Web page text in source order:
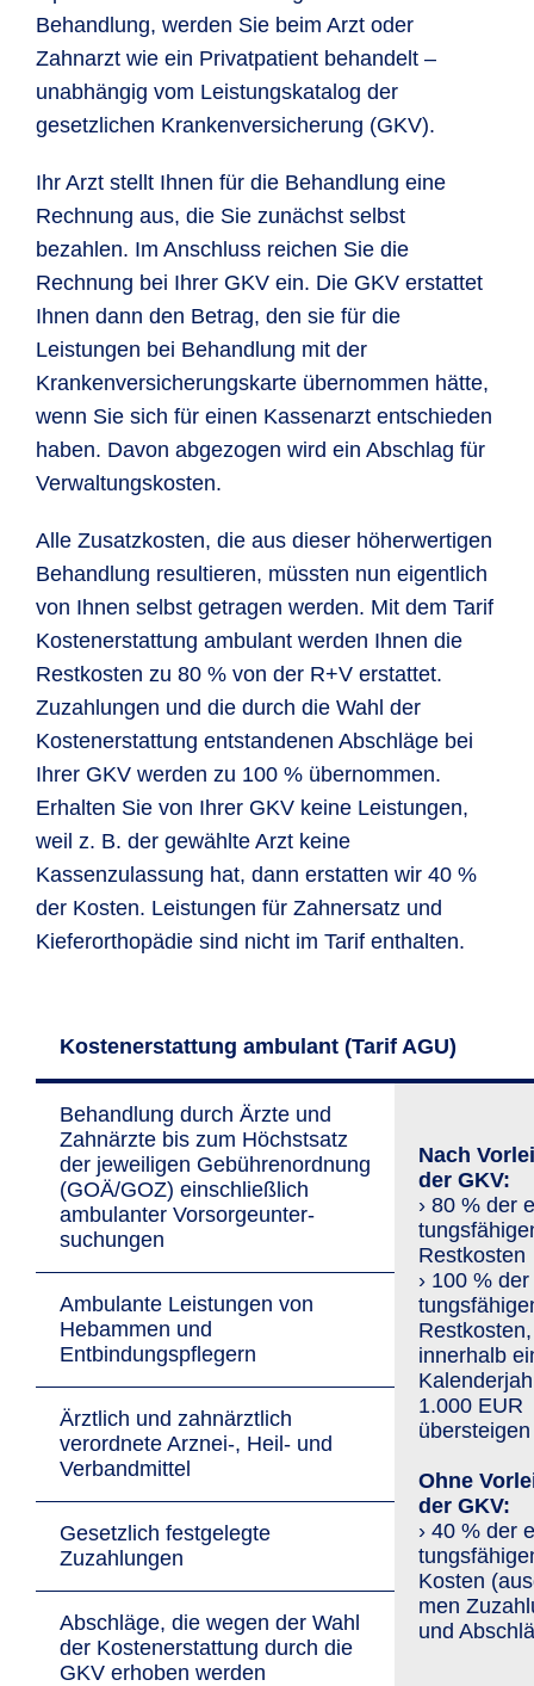
Behandlung, werden Sie beim Arzt oder
Zahnarzt wie ein Privatpatient behandelt –
unabhängig vom Leistungskatalog der
gesetzlichen Krankenversicherung (GKV).
Ihr Arzt stellt Ihnen für die Behandlung eine
Rechnung aus, die Sie zunächst selbst
bezahlen. Im Anschluss reichen Sie die
Rechnung bei Ihrer GKV ein. Die GKV erstattet
Ihnen dann den Betrag, den sie für die
Leistungen bei Behandlung mit der
Krankenversicherungskarte übernommen hätte,
wenn Sie sich für einen Kassenarzt entschieden
haben. Davon abgezogen wird ein Abschlag für
Verwaltungskosten.
Alle Zusatzkosten, die aus dieser höherwertigen
Behandlung resultieren, müssten nun eigentlich
von Ihnen selbst getragen werden. Mit dem Tarif
Kostenerstattung ambulant werden Ihnen die
Restkosten zu 80 % von der R+V erstattet.
Zuzahlungen und die durch die Wahl der
Kostenerstattung entstandenen Abschläge bei
Ihrer GKV werden zu 100 % übernommen.
Erhalten Sie von Ihrer GKV keine Leistungen,
weil z. B. der gewählte Arzt keine
Kassenzulassung hat, dann erstatten wir 40 %
der Kosten. Leistungen für Zahnersatz und
Kieferorthopädie sind nicht im Tarif enthalten.
Kostenerstattung ambulant (Tarif AGU)
Behandlung durch Ärzte und
Zahnärzte bis zum Höchstsatz
der jewei­ligen Gebührenordnung
(GOÄ/GOZ) ein­schließ­lich
ambulanter Vor­sorge­unter­
suchungen
Nach
der GKV:
› 80 % der
Restkosten
› 100 %
innerhalb
1.000 EUR
übersteigen
Ohne
der GKV:
› 40 % der
Kosten
men
und
Ambulante Leistungen von
Hebammen und
Entbindungspflegern
Ärztlich und zahn­ärztlich
verordnete Arznei-, Heil- und
Verbandmittel
Gesetzlich festgelegte
Zuzahlungen
Abschläge, die wegen der Wahl
der Kosten­erstattung durch die
GKV erhoben werden